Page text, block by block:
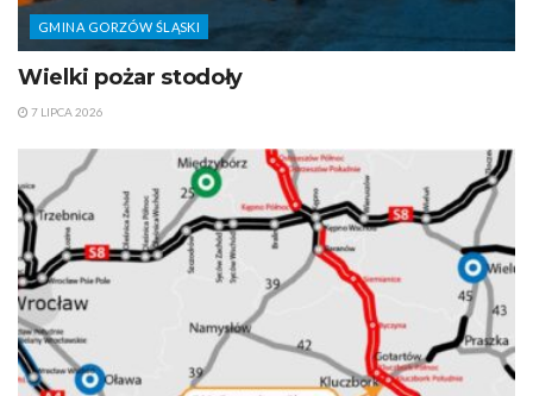
GMINA GORZÓW ŚLĄSKI
Wielki pożar stodoły
7 LIPCA 2026